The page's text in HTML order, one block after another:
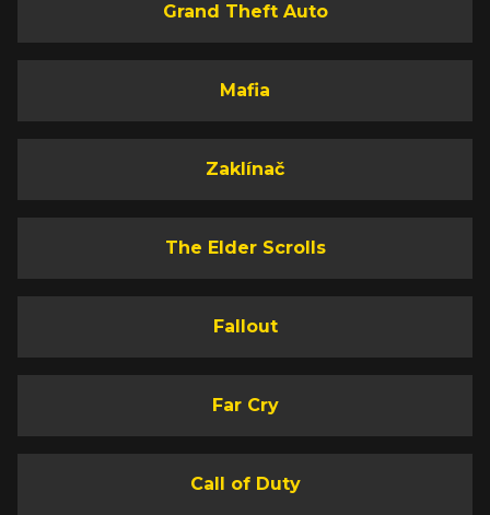
Grand Theft Auto
Mafia
Zaklínač
The Elder Scrolls
Fallout
Far Cry
Call of Duty